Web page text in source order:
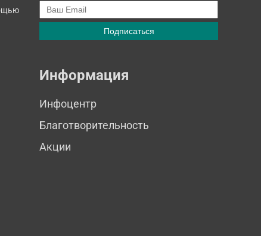
Информация
Инфоцентр
Благотворительность
Акции